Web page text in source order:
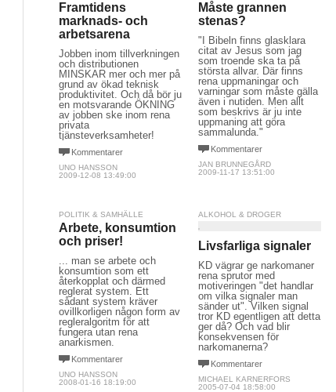
Framtidens
marknads- och
arbetsarena
Jobben inom tillverkningen
och distributionen
MINSKAR mer och mer på
grund av ökad teknisk
produktivitet. Och då bör ju
en motsvarande ÖKNING
av jobben ske inom rena
privata
tjänsteverksamheter!
Kommentarer
UNO HANSSON
2009-12-08 13:49:00
Måste grannen
stenas?
"I Bibeln finns glasklara
citat av Jesus som jag
som troende ska ta på
största allvar. Där finns
rena uppmaningar och
varningar som måste gälla
även i nutiden. Men allt
som beskrivs är ju inte
uppmaning att göra
sammalunda."
Kommentarer
JAN BRUNNEGÅRD
2009-11-17 13:51:00
POLITIK & SAMHÄLLE
Arbete, konsumtion
och priser!
... man se arbete och
konsumtion som ett
återkopplat och därmed
reglerat system. Ett
sådant system kräver
ovillkorligen någon form av
regleralgoritm för att
fungera utan rena
anarkismen.
Kommentarer
UNO HANSSON
2008-01-16 18:19:00
ALKOHOL & DROGER
Livsfarliga signaler
KD vägrar ge narkomaner
rena sprutor med
motiveringen "det handlar
om vilka signaler man
sänder ut". Vilken signal
tror KD egentligen att detta
ger då? Och vad blir
konsekvensen för
narkomanerna?
Kommentarer
MICHAEL KARNERFORS
2005-07-04 18:58:00